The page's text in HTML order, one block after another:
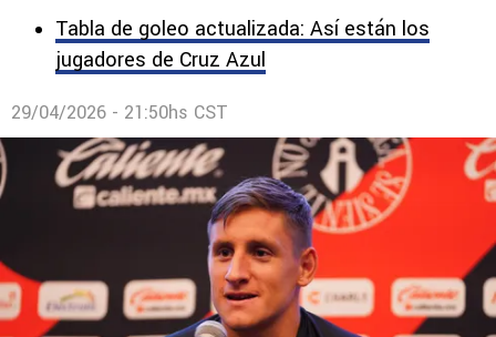
Tabla de goleo actualizada: Así están los
jugadores de Cruz Azul
29/04/2026 - 21:50hs CST